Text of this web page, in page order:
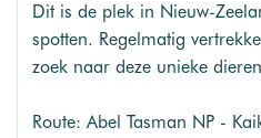
Dit is de plek in Nieuw-
spotten. Regelmatig
zoek naar deze unieke
Route: Abel Tasman NP -